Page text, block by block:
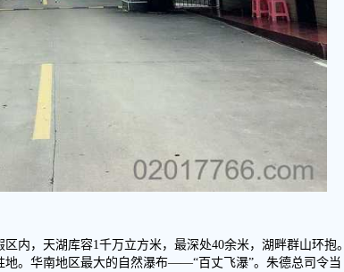
区内，天湖库容1千万立方米，最深处40余米，湖畔群山环抱。
。华南地区最大的自然瀑布——“百丈飞瀑”。朱德总司令当